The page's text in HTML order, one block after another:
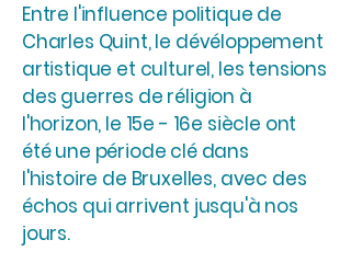
Entre l'influence politique de
Charles Quint, le dévéloppement
artistique et culturel, les tensions
des guerres de réligion à
l'horizon, le 15e - 16e siècle ont
été une période clé dans
l'histoire de Bruxelles, avec des
échos qui arrivent jusqu'à nos
jours.